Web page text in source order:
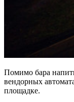
Помимо бара
вендорных
площадке.